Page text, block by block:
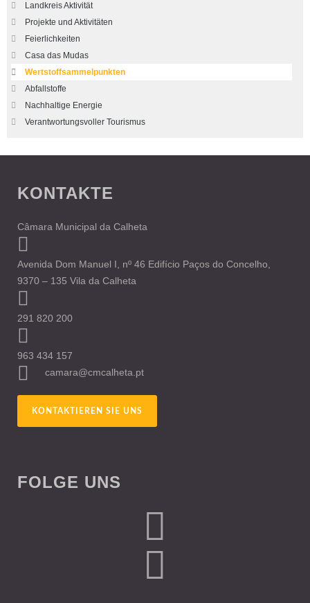
Landkreis Aktivität
Projekte und Aktivitäten
Feierlichkeiten
Casa das Mudas
Wertstoffsammelpunkten
Abfallstoffe
Nachhaltige Energie
Verantwortungsvoller Tourismus
KONTAKTE
Câmara Municipal da Calheta
Avenida Dom Manuel I, nº 46 Edifício Paços do Concelho,
9370 – 135 Vila da Calheta
291 820 200
963 434 157
camara@cmcalheta.pt
KONTAKTIEREN SIE UNS
FOLGE UNS